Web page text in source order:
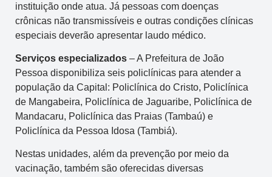
instituição onde atua. Já pessoas com doenças
crônicas não transmissíveis e outras condições clínicas
especiais deverão apresentar laudo médico.
Serviços especializados – A Prefeitura de João
Pessoa disponibiliza seis policlínicas para atender a
população da Capital: Policlínica do Cristo, Policlínica
de Mangabeira, Policlínica de Jaguaribe, Policlínica de
Mandacaru, Policlínica das Praias (Tambaú) e
Policlínica da Pessoa Idosa (Tambiá).
Nestas unidades, além da prevenção por meio da
vacinação, também são oferecidas diversas